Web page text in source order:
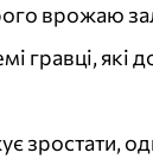
врожаю
гравці, які